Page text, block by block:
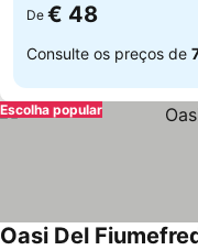
De € 48
Consulte os preços de
Escolha popular
Oasi Del